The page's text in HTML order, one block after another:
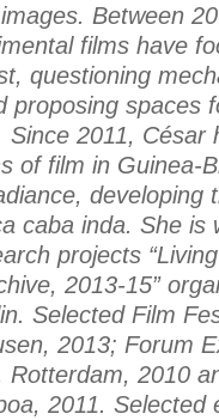
Between
films have
questioning
proposing spaces
Since 2011, César
of film in Guinea-
developing
caba inda. She is
projects
2013-15”
Selected Film
2013; Forum
Rotterdam, 2010
2011. Selected